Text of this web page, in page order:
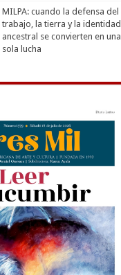
MILPA: cuando la defensa del
trabajo, la tierra y la identidad
ancestral se convierten en una
sola lucha